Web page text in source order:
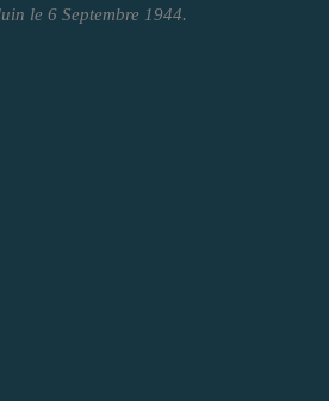
le 6 Septembre 1944.